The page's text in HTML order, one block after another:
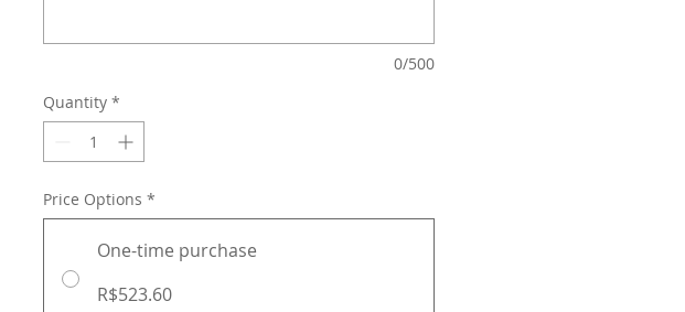
0/500
Quantity *
Price Options *
One-time purchase
R$523.60